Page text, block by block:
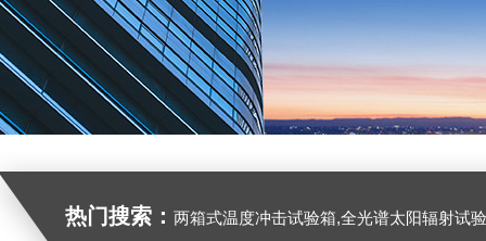
热门搜索： 两箱式温度冲击试验箱,全光谱太阳辐射试